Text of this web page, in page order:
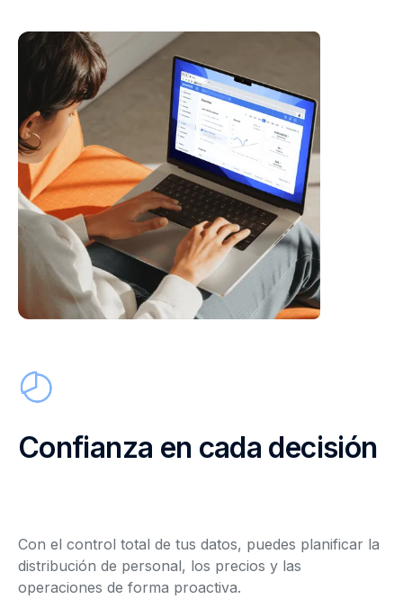
Confianza en cada decisión
Con el control total de tus datos, puedes planificar la
distribución de personal, los precios y las
operaciones de forma proactiva.